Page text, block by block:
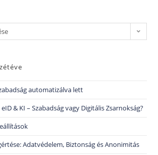
automatizálva lett
& KI – Szabadság vagy Digitális Zsarnokság?
Adatvédelem, Biztonság és Anonimitás